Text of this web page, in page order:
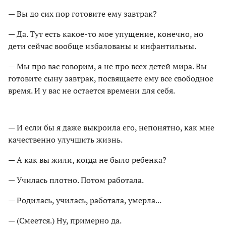
— Вы до сих пор готовите ему завтрак?
— Да. Тут есть какое-то мое упущение, конечно, но
дети сейчас вообще избалованы и инфантильны.
— Мы про вас говорим, а не про всех детей мира. Вы
готовите сыну завтрак, посвящаете ему все свободное
время. И у вас не остается времени для себя.
— И если бы я даже выкроила его, непонятно, как мне
качественно улучшить жизнь.
— А как вы жили, когда не было ребенка?
— Училась плотно. Потом работала.
— Родилась, училась, работала, умерла...
— (Смеется.) Ну, примерно да.